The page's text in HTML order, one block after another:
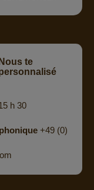
te
h 30
+49 (0)